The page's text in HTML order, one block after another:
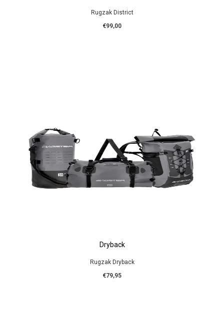
Rugzak District
€99,00
Dryback
Rugzak Dryback
€79,95